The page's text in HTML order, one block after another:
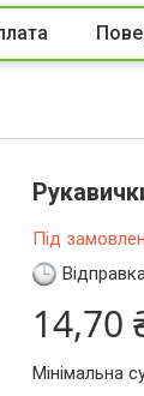
Під
14,70
Мінімальна